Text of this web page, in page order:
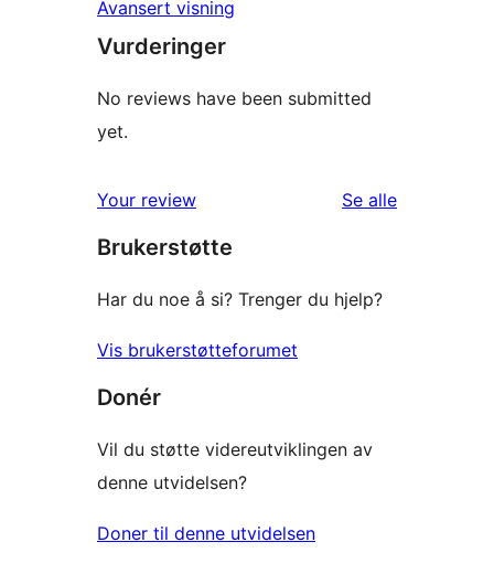
Avansert visning
Vurderinger
No reviews have been submitted
yet.
Your review Se alleomtalene
Brukerstøtte
Har du noe å si? Trenger du hjelp?
Vis brukerstøtteforumet
Donér
Vil du støtte videreutviklingen av
denne utvidelsen?
Doner til denne utvidelsen